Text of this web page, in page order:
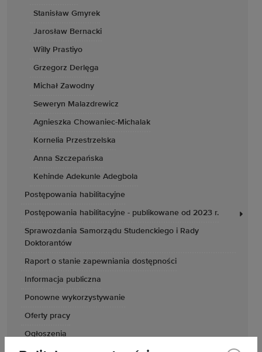
Stanisław Gmyrek
Jarosław Bernacki
Willy Prastiyo
Grzegorz Derlęga
Michał Zawodny
Seweryn Malazdrewicz
Agnieszka Chowaniec-Michalak
Kornelia Przestrzelska
Anna Szczepańska
Kehinde Adekunle Adegbola
Postępowania habilitacyjne
Postępowania habilitacyjne - publikowane od 2023 r.
Sprawozdania Samorządu Studenckiego i Rady
Doktorantów
Raport o stanie zapewniania dostępności
Informacja publiczna
Ponowne wykorzystywanie
Oferty pracy
Ogłoszenia